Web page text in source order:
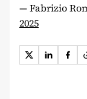
— Fabrizio
2025